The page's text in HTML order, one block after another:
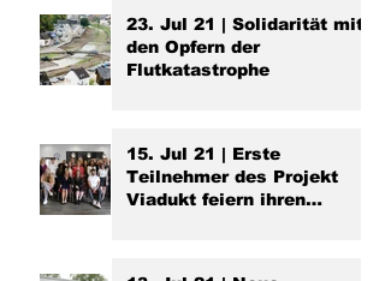
23. Jul 21 | Solidarität mit
den Opfern der
Flutkatastrophe
15. Jul 21 | Erste
Teilnehmer des Projekt
Viadukt feiern ihren